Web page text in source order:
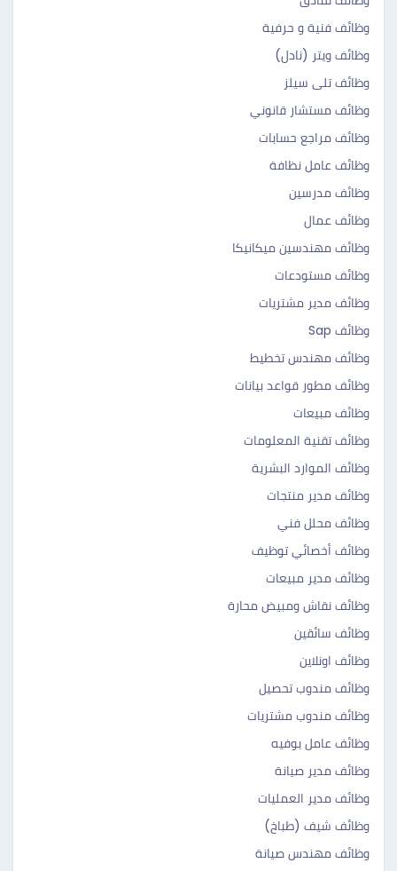
وظائف فنية و حرفية
وظائف ويتر (نادل)
وظائف تلى سيلز
وظائف مستشار قانوني
وظائف مراجع حسابات
وظائف عامل نظافة
وظائف مدرسين
وظائف عمال
وظائف مهندسين ميكانيكا
وظائف مستودعات
وظائف مدير مشتريات
وظائف Sap
وظائف مهندس تخطيط
وظائف مطور قواعد بيانات
وظائف مبيعات
وظائف تقنية المعلومات
وظائف الموارد البشرية
وظائف مدير منتجات
وظائف محلل فني
وظائف أخصائي توظيف
وظائف مدير مبيعات
وظائف نقاش ومبيض محارة
وظائف سائقين
وظائف اونلاين
وظائف مندوب تحصيل
وظائف مندوب مشتريات
وظائف عامل بوفيه
وظائف مدير صيانة
وظائف مدير العمليات
وظائف شيف (طباخ)
وظائف مهندس صيانة